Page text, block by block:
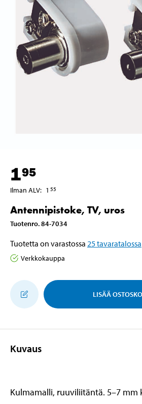
195
Ilman ALV: 1 55
Antennipistoke, TV, uros
Tuotenro.84-7034
Tuotetta on varastossa 25tavaratalossa
Verkkokauppa
LISÄÄ
Kuvaus
Kulmamalli, ruuviliitäntä. 5–7 mm